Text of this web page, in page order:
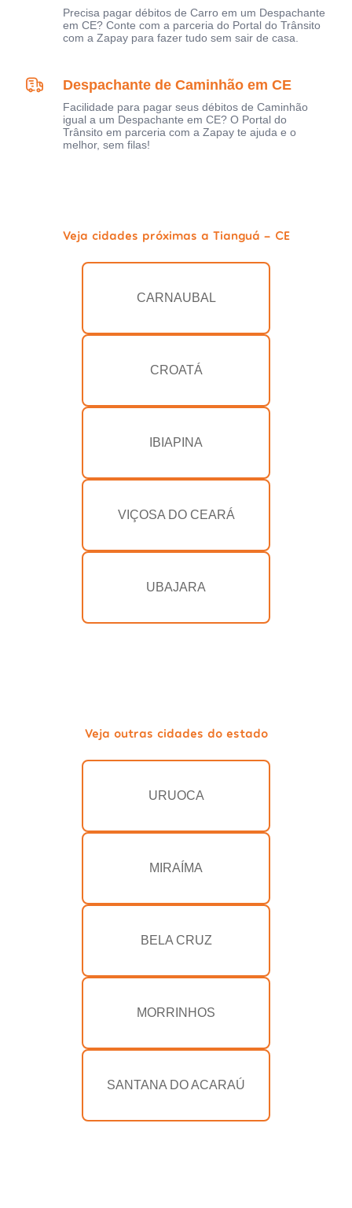
Precisa pagar débitos de Carro em um Despachante
em CE? Conte com a parceria do Portal do Trânsito
com a Zapay para fazer tudo sem sair de casa.
Despachante de Caminhão em CE
Facilidade para pagar seus débitos de Caminhão
igual a um Despachante em CE? O Portal do
Trânsito em parceria com a Zapay te ajuda e o
melhor, sem filas!
Veja cidades próximas a Tianguá - CE
CARNAUBAL
CROATÁ
IBIAPINA
VIÇOSA DO CEARÁ
UBAJARA
Veja outras cidades do estado
URUOCA
MIRAÍMA
BELA CRUZ
MORRINHOS
SANTANA DO ACARAÚ